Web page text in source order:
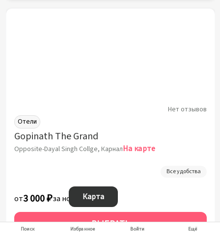
Отели
Gopinath The Grand
Opposite-Dayal Singh Collge, КарналНа карте
Нет отзывов
Все удобства
от3 000 ₽за ночь
ВЫБРАТЬ
Карта
Поиск Избранное Войти Ещё